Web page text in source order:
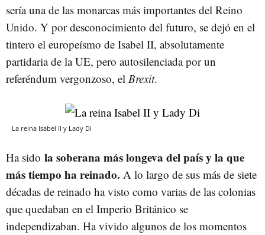
sería una de las monarcas más importantes del Reino
Unido. Y por desconocimiento del futuro, se dejó en el
tintero el europeísmo de Isabel II, absolutamente
partidaria de la UE, pero autosilenciada por un
referéndum vergonzoso, el Brexit.
La reina Isabel II y Lady Di
Ha sido la soberana más longeva del país y la que
más tiempo ha reinado. A lo largo de sus más de siete
décadas de reinado ha visto como varias de las colonias
que quedaban en el Imperio Británico se
independizaban. Ha vivido algunos de los momentos